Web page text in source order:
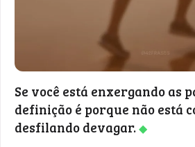
Se você está enxergando as
definição é porque não está
desfilando devagar.◆